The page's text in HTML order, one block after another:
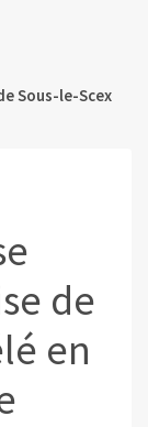
Sous-le-Scex
de
en